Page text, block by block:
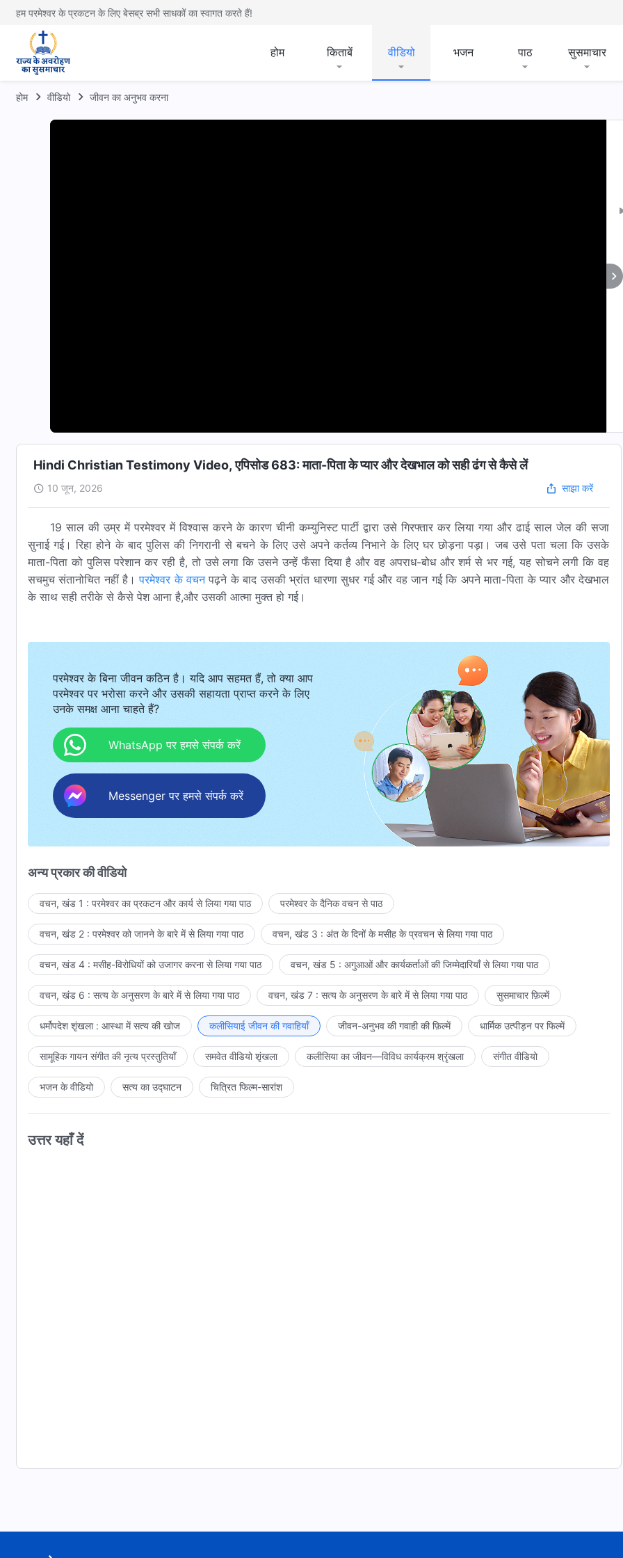
हम परमेश्वर के प्रकटन के लिए बेसब्र सभी साधकों का स्वागत करते हैं!
होम किताबें वीडियो भजन पाठ सुसमाचार
होम वीडियो जीवन का अनुभव करना
Hindi Christian Testimony Video, एपिसोड 683: माता-पिता के प्यार और देखभाल को सही ढंग से कैसे लें
10 जून, 2026 साझा करें
19 साल की उम्र में परमेश्वर में विश्वास करने के कारण चीनी कम्युनिस्ट पार्टी द्वारा उसे गिरफ्तार कर लिया गया और ढाई साल जेल की सजा
सुनाई गई। रिहा होने के बाद पुलिस की निगरानी से बचने के लिए उसे अपने कर्तव्य निभाने के लिए घर छोड़ना पड़ा। जब उसे पता चला कि उसके
माता-पिता को पुलिस परेशान कर रही है, तो उसे लगा कि उसने उन्हें फँसा दिया है और वह अपराध-बोध और शर्म से भर गई, यह सोचने लगी कि वह
सचमुच संतानोचित नहीं है।परमेश्वर के वचनपढ़ने के बाद उसकी भ्रांत धारणा सुधर गई और वह जान गई कि अपने माता-पिता के प्यार और देखभाल
के साथ सही तरीके से कैसे पेश आना है,और उसकी आत्मा मुक्त हो गई।
परमेश्वर के बिना जीवन कठिन है। यदि आप सहमत हैं, तो क्या आप
परमेश्वर पर भरोसा करने और उसकी सहायता प्राप्त करने के लिए
उनके समक्ष आना चाहते हैं?
WhatsApp पर हमसे संपर्क करें
Messenger पर हमसे संपर्क करें
अन्य प्रकार की वीडियो
वचन, खंड 1 : परमेश्वर का प्रकटन और कार्य से लिया गया पाठ परमेश्वर के दैनिक वचन से पाठ
वचन, खंड 2 : परमेश्वर को जानने के बारे में से लिया गया पाठ वचन, खंड 3 : अंत के दिनों के मसीह के प्रवचन से लिया गया पाठ
वचन, खंड 4 : मसीह-विरोधियों को उजागर करना से लिया गया पाठ वचन, खंड 5 : अगुआओं और कार्यकर्ताओं की जिम्मेदारियाँ से लिया गया पाठ
वचन, खंड 6 : सत्य के अनुसरण के बारे में से लिया गया पाठ वचन, खंड 7 : सत्य के अनुसरण के बारे में से लिया गया पाठ सुसमाचार फ़िल्में
धर्मोपदेश शृंखला : आस्था में सत्य की खोज कलीसियाई जीवन की गवाहियाँ जीवन-अनुभव की गवाही की फ़िल्में धार्मिक उत्पीड़न पर फिल्में
सामूहिक गायन संगीत की नृत्य प्रस्तुतियाँ समवेत वीडियो शृंखला कलीसिया का जीवन—विविध कार्यक्रम श्रृंखला संगीत वीडियो
भजन के वीडियो सत्य का उद्घाटन चित्रित फिल्म-सारांश
उत्तर यहाँ दें